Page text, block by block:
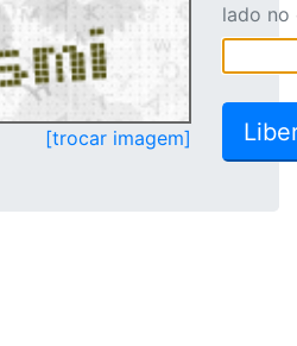
[trocar imagem]
lado no